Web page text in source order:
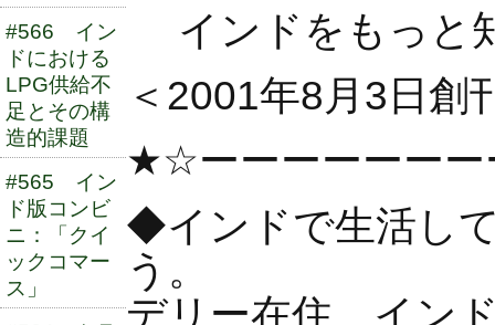
#566 イン
ドにおける
LPG供給不
足とその構
造的課題
#565 イン
ド版コンビ
ニ：「クイ
ックコマー
ス」
インドをもっ
＜2001年8月3日創
★☆ーーーーーー
◆インドで生活し
う。
デリー在住 イン